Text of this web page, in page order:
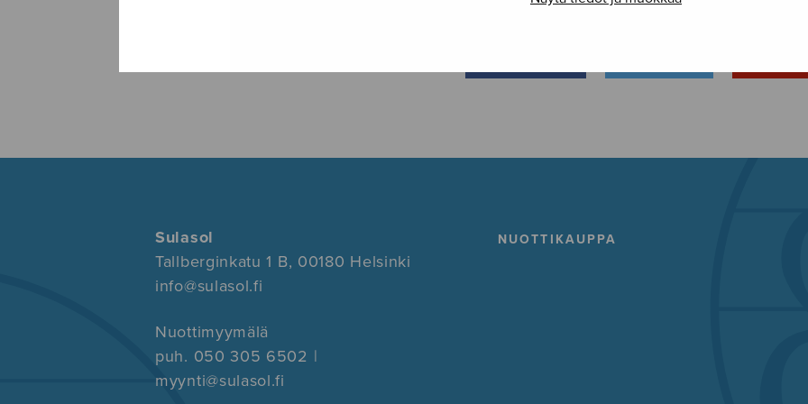
Sulasol
Tallberginkatu 1 B, 00180 Helsinki
info@sulasol.fi
Nuottimyymälä
puh. 050 305 6502 |
myynti@sulasol.fi
NUOTTIKAUPPA